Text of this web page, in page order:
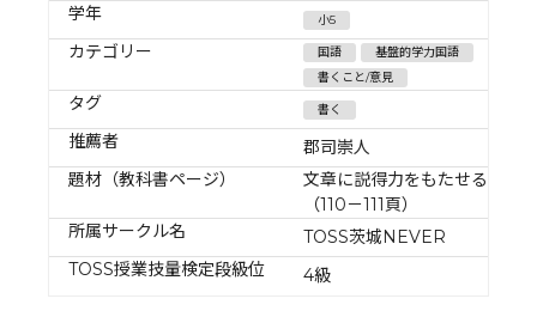
学年 小5
カテゴリー 国語
基盤的学力国語
書くこと/意見
タグ 書く
推薦者
郡司崇人
題材（教科書ページ）
文章に説得力をもたせるには
（110－111頁）
所属サークル名
TOSS茨城NEVER
TOSS授業技量検定段級位
4級